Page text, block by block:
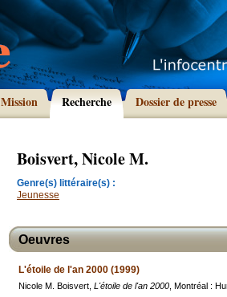
Mission Recherche Dossier de presse
Boisvert, Nicole M.
Genre(s) littéraire(s) :
Jeunesse
Oeuvres
L'étoile de l'an 2000 (1999)
Nicole M. Boisvert, L'étoile de l'an 2000 , Montréal :